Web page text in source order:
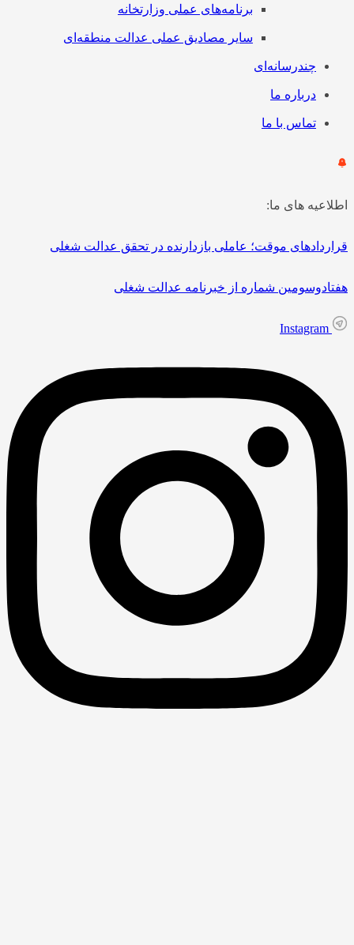
برنامه‌های عملی وزارتخانه
سایر مصادیق عملی عدالت منطقه‌ای
چندرسانه‌ای
درباره ما
تماس با ما
های ما:
موقت؛ عاملی بازدارنده در تحقق عدالت شغلی
شماره از خبرنامه عدالت شغلی
Instagram